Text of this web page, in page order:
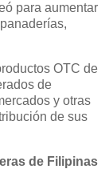
para aumentar
OTC de
de
y otras
de sus
de Filipinas